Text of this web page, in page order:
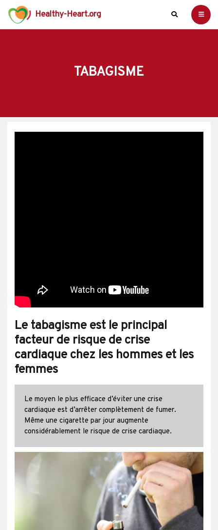
Healthy-Heart.org
TABAGISME
Le tabagisme est le principal
facteur de risque de crise
cardiaque chez les hommes et les
femmes
Le moyen le plus efficace d’éviter une crise
cardiaque est d’arrêter complètement de fumer.
Même une cigarette par jour augmente
considérablement le risque de crise cardiaque.